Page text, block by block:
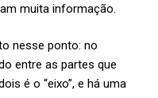
muita informação.
nesse ponto: no
entre as partes que
é o “eixo”, e há uma